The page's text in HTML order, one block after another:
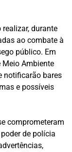
realizar, durante
ao combate à
público. Em
Ambiente
notificarão bares
e possíveis
comprometeram
de polícia